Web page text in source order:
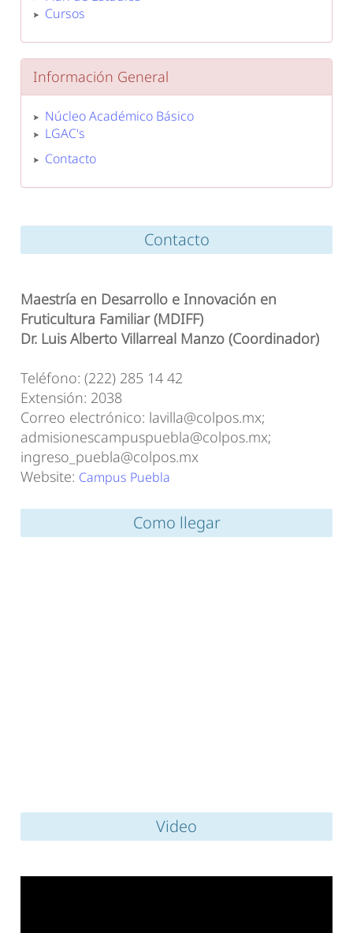
Cursos
Información General
Núcleo Académico Básico
LGAC's
Contacto
Contacto
Maestría en Desarrollo e Innovación en
Fruticultura Familiar (MDIFF)
Dr. Luis Alberto Villarreal Manzo (Coordinador)
Teléfono: (222) 285 14 42
Extensión: 2038
Correo electrónico: lavilla@colpos.mx;
admisionescampuspuebla@colpos.mx;
ingreso_puebla@colpos.mx
Website: Campus Puebla
Como llegar
Video